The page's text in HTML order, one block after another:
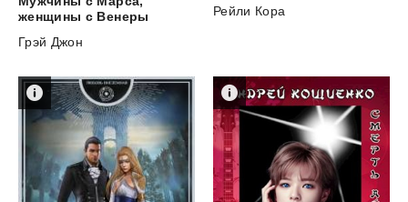
женщины с Венеры
Грэй Джон
Рейли Кора